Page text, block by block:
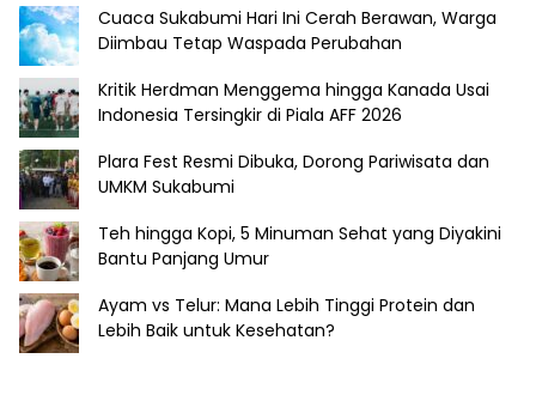
Cuaca Sukabumi Hari Ini Cerah Berawan, Warga
Diimbau Tetap Waspada Perubahan
Kritik Herdman Menggema hingga Kanada Usai
Indonesia Tersingkir di Piala AFF 2026
Plara Fest Resmi Dibuka, Dorong Pariwisata dan
UMKM Sukabumi
Teh hingga Kopi, 5 Minuman Sehat yang Diyakini
Bantu Panjang Umur
Ayam vs Telur: Mana Lebih Tinggi Protein dan
Lebih Baik untuk Kesehatan?